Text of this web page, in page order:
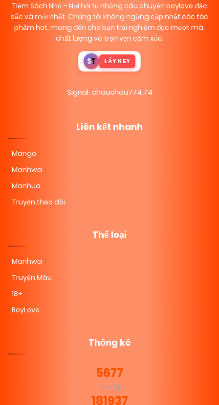
Tiệm Sách Nhỏ – Nơi hội tụ những câu chuyện boylove đặc
sắc và mới nhất. Chúng tôi không ngừng cập nhật các tác
phẩm hot, mang đến cho bạn trải nghiệm đọc mượt mà,
chất lượng và trọn vẹn cảm xúc.
ST LẤY KEY
Signal: chauchau774.74
Liên kết nhanh
Manga
Manhwa
Manhua
Truyện theo dõi
Thể loại
Manhwa
Truyện Màu
18+
BoyLove
Thống kê
5677
TRUYỆN
181937